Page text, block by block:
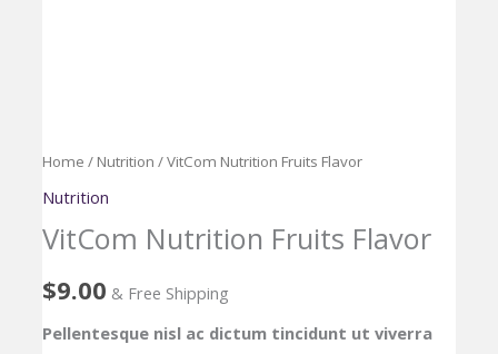
Home / Nutrition / VitCom Nutrition Fruits Flavor
Nutrition
VitCom Nutrition Fruits Flavor
$9.00 & Free Shipping
Pellentesque nisl ac dictum tincidunt ut viverra
VitCom
Nutrition
Flavor
quantity